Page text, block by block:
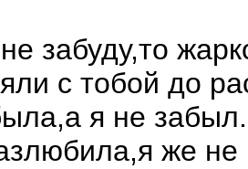
забуду,то
с тобой до
я не забыл.
же не